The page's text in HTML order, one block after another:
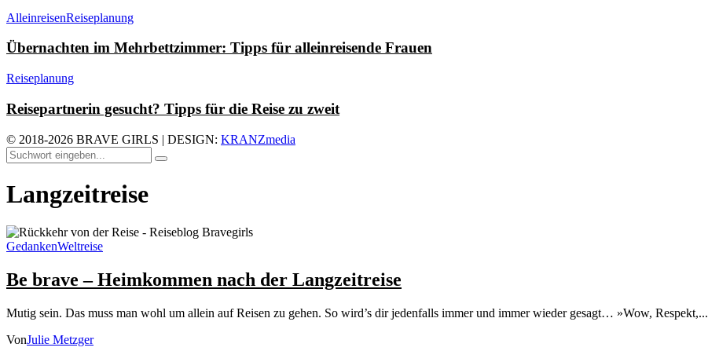
AlleinreisenReiseplanung
Übernachten im Mehrbettzimmer: Tipps für alleinreisende Frauen
Reiseplanung
Reisepartnerin gesucht? Tipps für die Reise zu zweit
© 2018-2026 BRAVE GIRLS | DESIGN: KRANZmedia
Langzeitreise
GedankenWeltreise
Be brave – Heimkommen nach der Langzeitreise
Mutig sein. Das muss man wohl um allein auf Reisen zu gehen. So wird’s dir jedenfalls immer und immer wieder gesagt… »Wow, Respekt,...
VonJulie Metzger